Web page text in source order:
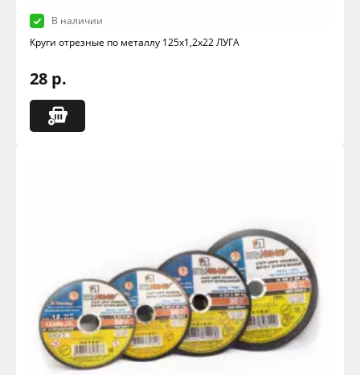
В наличии
Круги отрезные по металлу 125х1,2х22 ЛУГА
28 р.